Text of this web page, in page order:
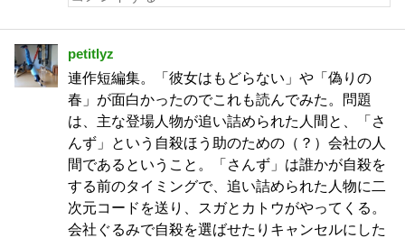
petitlyz
連作短編集。「彼女はもどらない」や「偽りの
春」が面白かったのでこれも読んでみた。問題
は、主な登場人物が追い詰められた人間と、「さ
んず」という自殺ほう助のための（？）会社の人
間であるということ。「さんず」は誰かが自殺を
する前のタイミングで、追い詰められた人物に二
次元コードを送り、スガとカトウがやってくる。
会社ぐるみで自殺を選ばせたりキャンセルにした